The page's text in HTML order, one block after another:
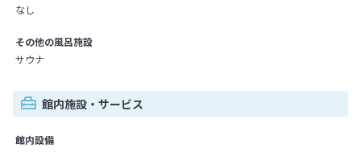
なし
その他の風呂施設
サウナ
館内施設・サービス
館内設備